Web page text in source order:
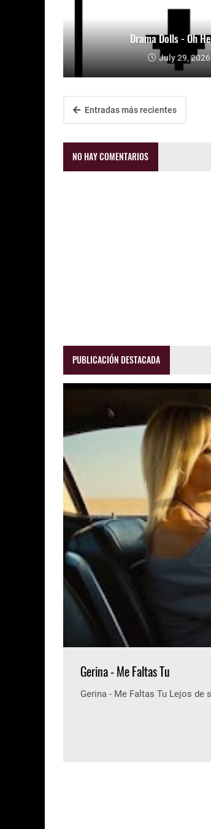
Drama Dolls - Oh
July 29, 2026
Entradas más recientes
NO HAY COMENTARIOS
PUBLICACIÓN DESTACADA
Gerina - Me Faltas Tu
Gerina - Me Faltas Tu Lejos